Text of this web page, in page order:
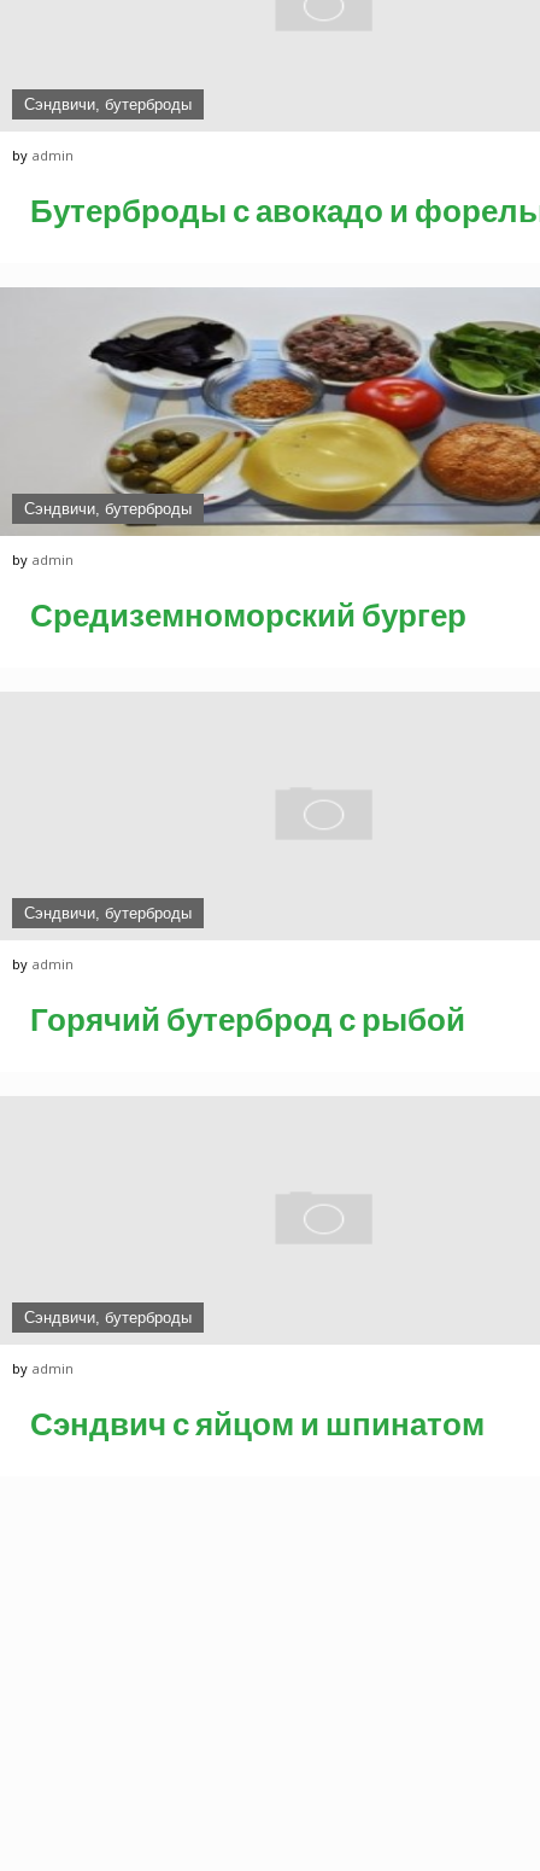
Сэндвичи, бутерброды
byadmin
Бутерброды с авокадо и
Сэндвичи, бутерброды
byadmin
Средиземноморский бургер
Сэндвичи, бутерброды
byadmin
Горячий бутерброд с рыбой
Сэндвичи, бутерброды
byadmin
Сэндвич с яйцом и шпинатом